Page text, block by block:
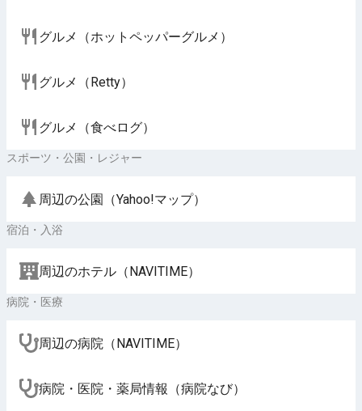
グルメ（ホットペッパーグルメ）
グルメ（Retty）
グルメ（食べログ）
スポーツ・公園・レジャー
周辺の公園（Yahoo!マップ）
宿泊・入浴
周辺のホテル（NAVITIME）
病院・医療
周辺の病院（NAVITIME）
病院・医院・薬局情報（病院なび）